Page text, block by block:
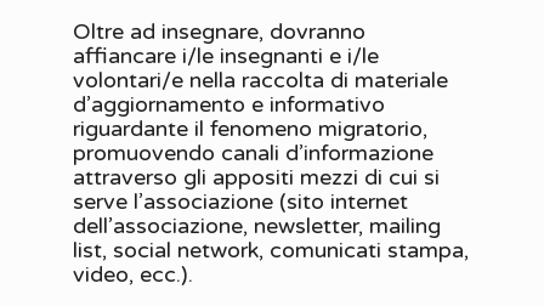
Oltre ad insegnare, dovranno
affiancare i/le insegnanti e i/le
volontari/e nella raccolta di materiale
d’aggiornamento e informativo
riguardante il fenomeno migratorio,
promuovendo canali d’informazione
attraverso gli appositi mezzi di cui si
serve l’associazione (sito internet
dell’associazione, newsletter, mailing
list, social network, comunicati stampa,
video, ecc.).